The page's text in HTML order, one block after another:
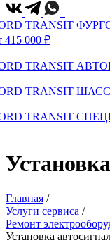
TRANSIT
415 000 ₽
TRANSIT
TRANSIT
TRANSIT
Главная /
Услуги сервиса /
Ремонт
Установка